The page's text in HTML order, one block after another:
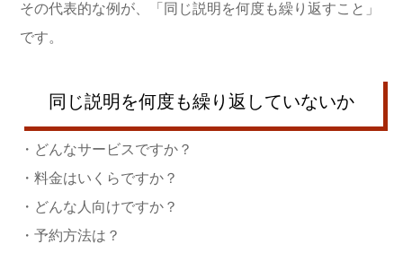
その代表的な例が、「同じ説明を何度も繰り返すこと」
です。
同じ説明を何度も繰り返していないか
・どんなサービスですか？
・料金はいくらですか？
・どんな人向けですか？
・予約方法は？